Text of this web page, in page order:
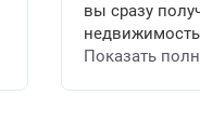
вы сразу
Показать